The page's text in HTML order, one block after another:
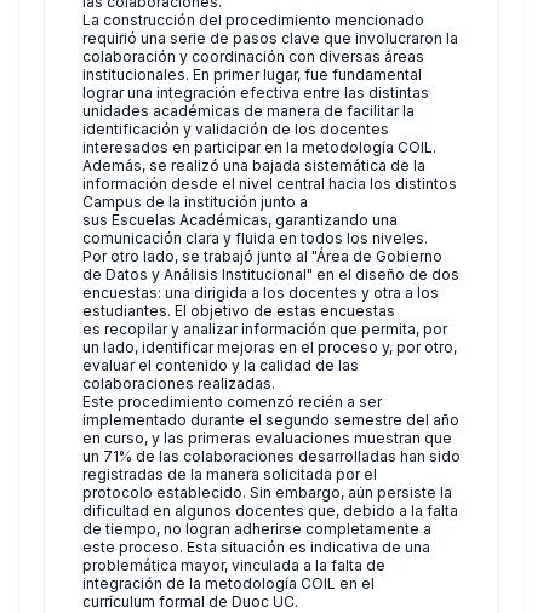
La construcción del procedimiento mencionado
requirió una serie de pasos clave que involucraron la
colaboración y coordinación con diversas áreas
institucionales. En primer lugar, fue fundamental
lograr una integración efectiva entre las distintas
unidades académicas de manera de facilitar la
identificación y validación de los docentes
interesados en participar en la metodología COIL.
Además, se realizó una bajada sistemática de la
información desde el nivel central hacia los distintos
Campus de la institución junto a
sus Escuelas Académicas, garantizando una
comunicación clara y fluida en todos los niveles.
Por otro lado, se trabajó junto al "Área de Gobierno
de Datos y Análisis Institucional" en el diseño de dos
encuestas: una dirigida a los docentes y otra a los
estudiantes. El objetivo de estas encuestas
es recopilar y analizar información que permita, por
un lado, identificar mejoras en el proceso y, por otro,
evaluar el contenido y la calidad de las
colaboraciones realizadas.
Este procedimiento comenzó recién a ser
implementado durante el segundo semestre del año
en curso, y las primeras evaluaciones muestran que
un 71% de las colaboraciones desarrolladas han sido
registradas de la manera solicitada por el
protocolo establecido. Sin embargo, aún persiste la
dificultad en algunos docentes que, debido a la falta
de tiempo, no logran adherirse completamente a
este proceso. Esta situación es indicativa de una
problemática mayor, vinculada a la falta de
integración de la metodología COIL en el
currículum formal de Duoc UC.